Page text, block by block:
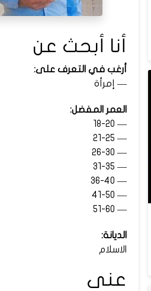
أنا أبحث عن
أرغب في التعرف على:
— إمرأة
العمر المفضل:
— 18-20
— 21-25
— 26-30
— 31-35
— 36-40
— 41-50
— 51-60
الديانة:
الاسلام
عنى